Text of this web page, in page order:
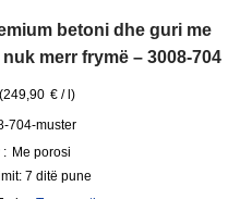
betoni dhe guri me
merr frymë – 3008-704
(249,90 €/l)
704-muster
: Me porosi
7 ditë pune